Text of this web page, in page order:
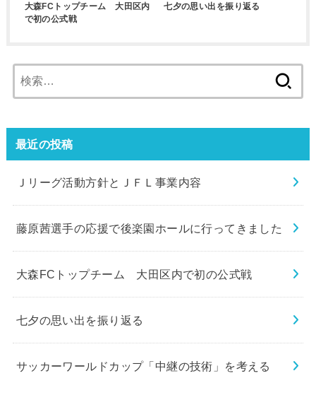
大森FCトップチーム 大田区内
で初の公式戦
七夕の思い出を振り返る
索:
最近の投稿
Ｊリーグ活動方針とＪＦＬ事業内容
藤原茜選手の応援で後楽園ホールに行ってきました
大森FCトップチーム 大田区内で初の公式戦
七夕の思い出を振り返る
サッカーワールドカップ「中継の技術」を考える